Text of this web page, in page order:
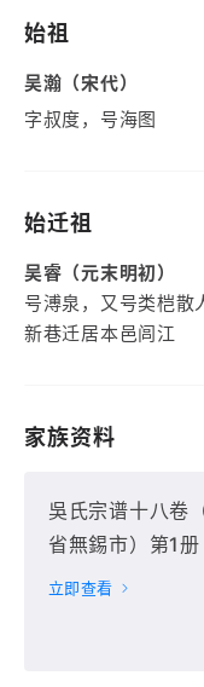
始祖
吴瀚（宋代）
字叔度，号海图
始迁祖
吴睿（元末明初）
号溥泉，又号类桤散
新巷迁居本邑闾江
家族资料
吳氏宗谱十八卷
省無錫市）第1册
立即查看